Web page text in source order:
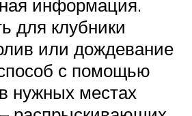
информация.
для клубники
или дождевание
с помощью
нужных местах